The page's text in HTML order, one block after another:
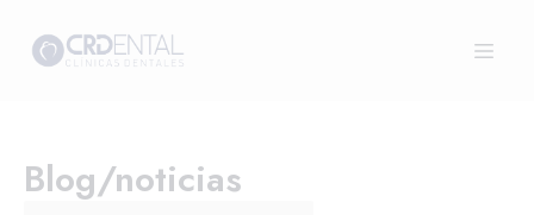
Blog/noticias